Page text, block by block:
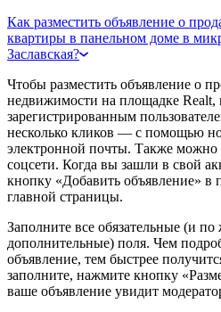
Как разместить объявление о
квартиры в панельном доме в
Заславская?
Чтобы разместить объявление о
недвижимости на площадке
зарегистрированным
несколько кликов — с помощью
электронной почты. Также можно
соцсети. Когда вы зашли в свой
кнопку «Добавить объявление» в
главной страницы.
Заполните все обязательные (и
дополнительные) поля. Чем
объявление, тем быстрее
заполните, нажмите кнопку
ваше объявление увидит